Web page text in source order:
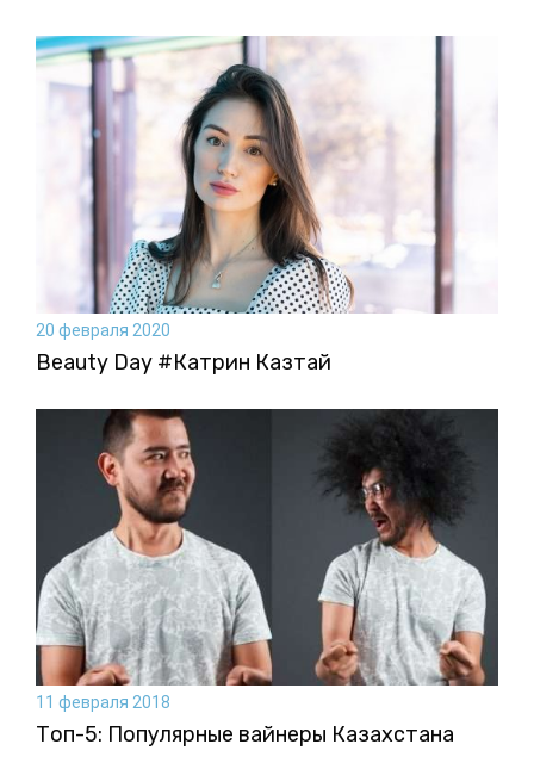
20 февраля 2020
Beauty Day #Катрин Казтай
11 февраля 2018
Топ-5: Популярные вайнеры Казахстана